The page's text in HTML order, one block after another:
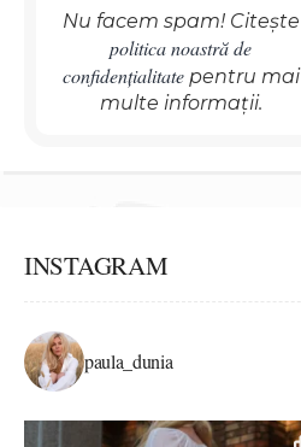
Nu facem spam! Citește
politica noastră de
confidențialitatepentru mai
multe informații.
INSTAGRAM
paula_dunia